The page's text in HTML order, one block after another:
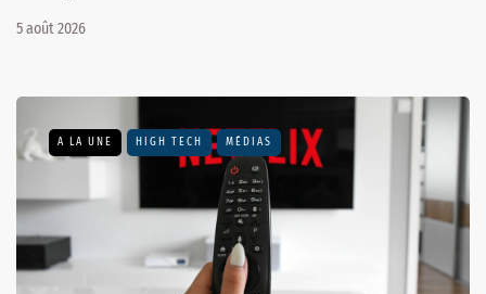
5 août 2026
A LA UNE HIGH TECH MÉDIAS